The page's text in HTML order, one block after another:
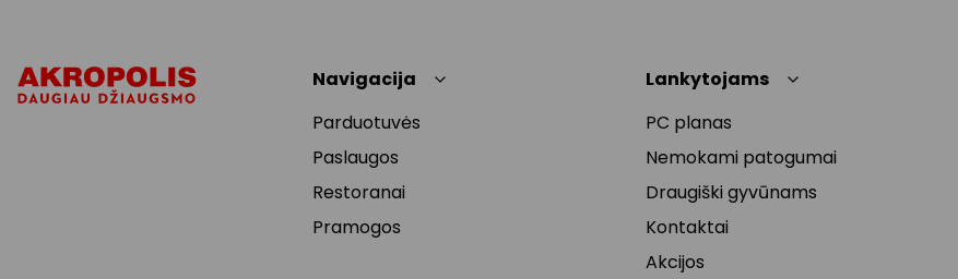
Navigacija
Parduotuvės
Paslaugos
Restoranai
Pramogos
Lankytojams
PC planas
Nemokami patogumai
Draugiški gyvūnams
Kontaktai
Akcijos